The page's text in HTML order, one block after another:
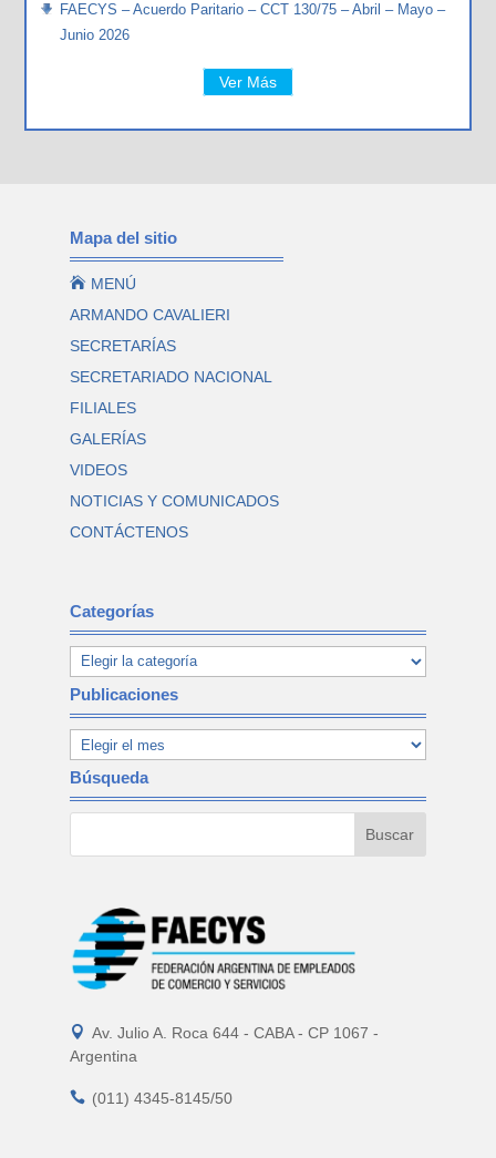
FAECYS – Acuerdo Paritario – CCT 130/75 – Abril – Mayo –
Junio 2026
Ver Más
Mapa del sitio
 MENÚ
ARMANDO CAVALIERI
SECRETARÍAS
SECRETARIADO NACIONAL
FILIALES
GALERÍAS
VIDEOS
NOTICIAS Y COMUNICADOS
CONTÁCTENOS
Categorías
Publicaciones
Búsqueda
 Av. Julio A. Roca 644 - CABA - CP 1067 -
Argentina
 (011) 4345-8145/50